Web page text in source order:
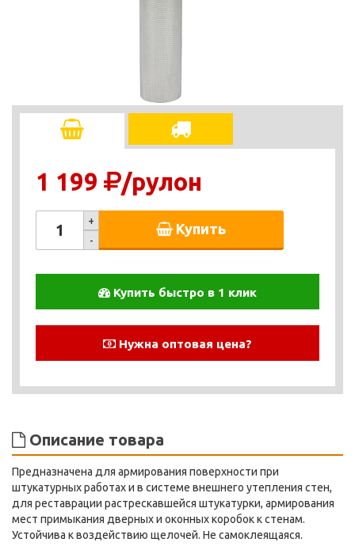
1 199 /рулон
+
-
Купить
Купить быстро в 1 клик
Нужна оптовая цена?
Описание товара
Предназначена для армирования поверхности при
штукатурных работах и в системе внешнего утепления стен,
для реставрации растрескавшейся штукатурки, армирования
мест примыкания дверных и оконных коробок к стенам.
Устойчива к воздействию щелочей. Не самоклеящаяся.